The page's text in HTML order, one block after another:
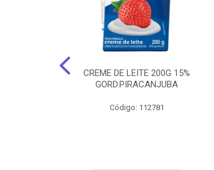
CREME DE LEITE 200G 15%
GORD.PIRACANJUBA
Código: 112781